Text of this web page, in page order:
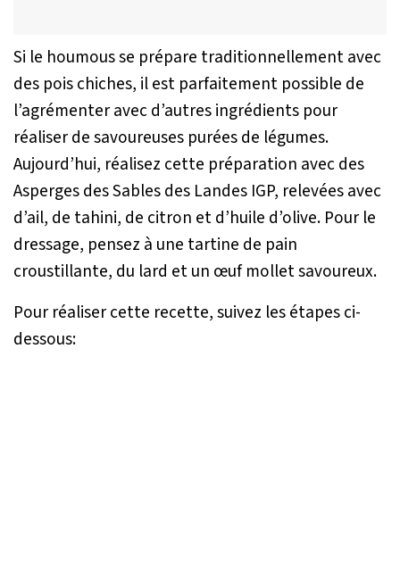
Si le houmous se prépare traditionnellement avec
des pois chiches, il est parfaitement possible de
l’agrémenter avec d’autres ingrédients pour
réaliser de savoureuses purées de légumes.
Aujourd’hui, réalisez cette préparation avec des
Asperges des Sables des Landes IGP, relevées avec
d’ail, de tahini, de citron et d’huile d’olive. Pour le
dressage, pensez à une tartine de pain
croustillante, du lard et un œuf mollet savoureux.
Pour réaliser cette recette, suivez les étapes ci-
dessous: